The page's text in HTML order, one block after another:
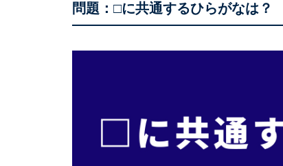
問題：□に共通するひらがなは？